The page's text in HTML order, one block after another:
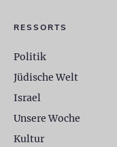
RESSORTS
Politik
Jüdische Welt
Israel
Unsere Woche
Kultur